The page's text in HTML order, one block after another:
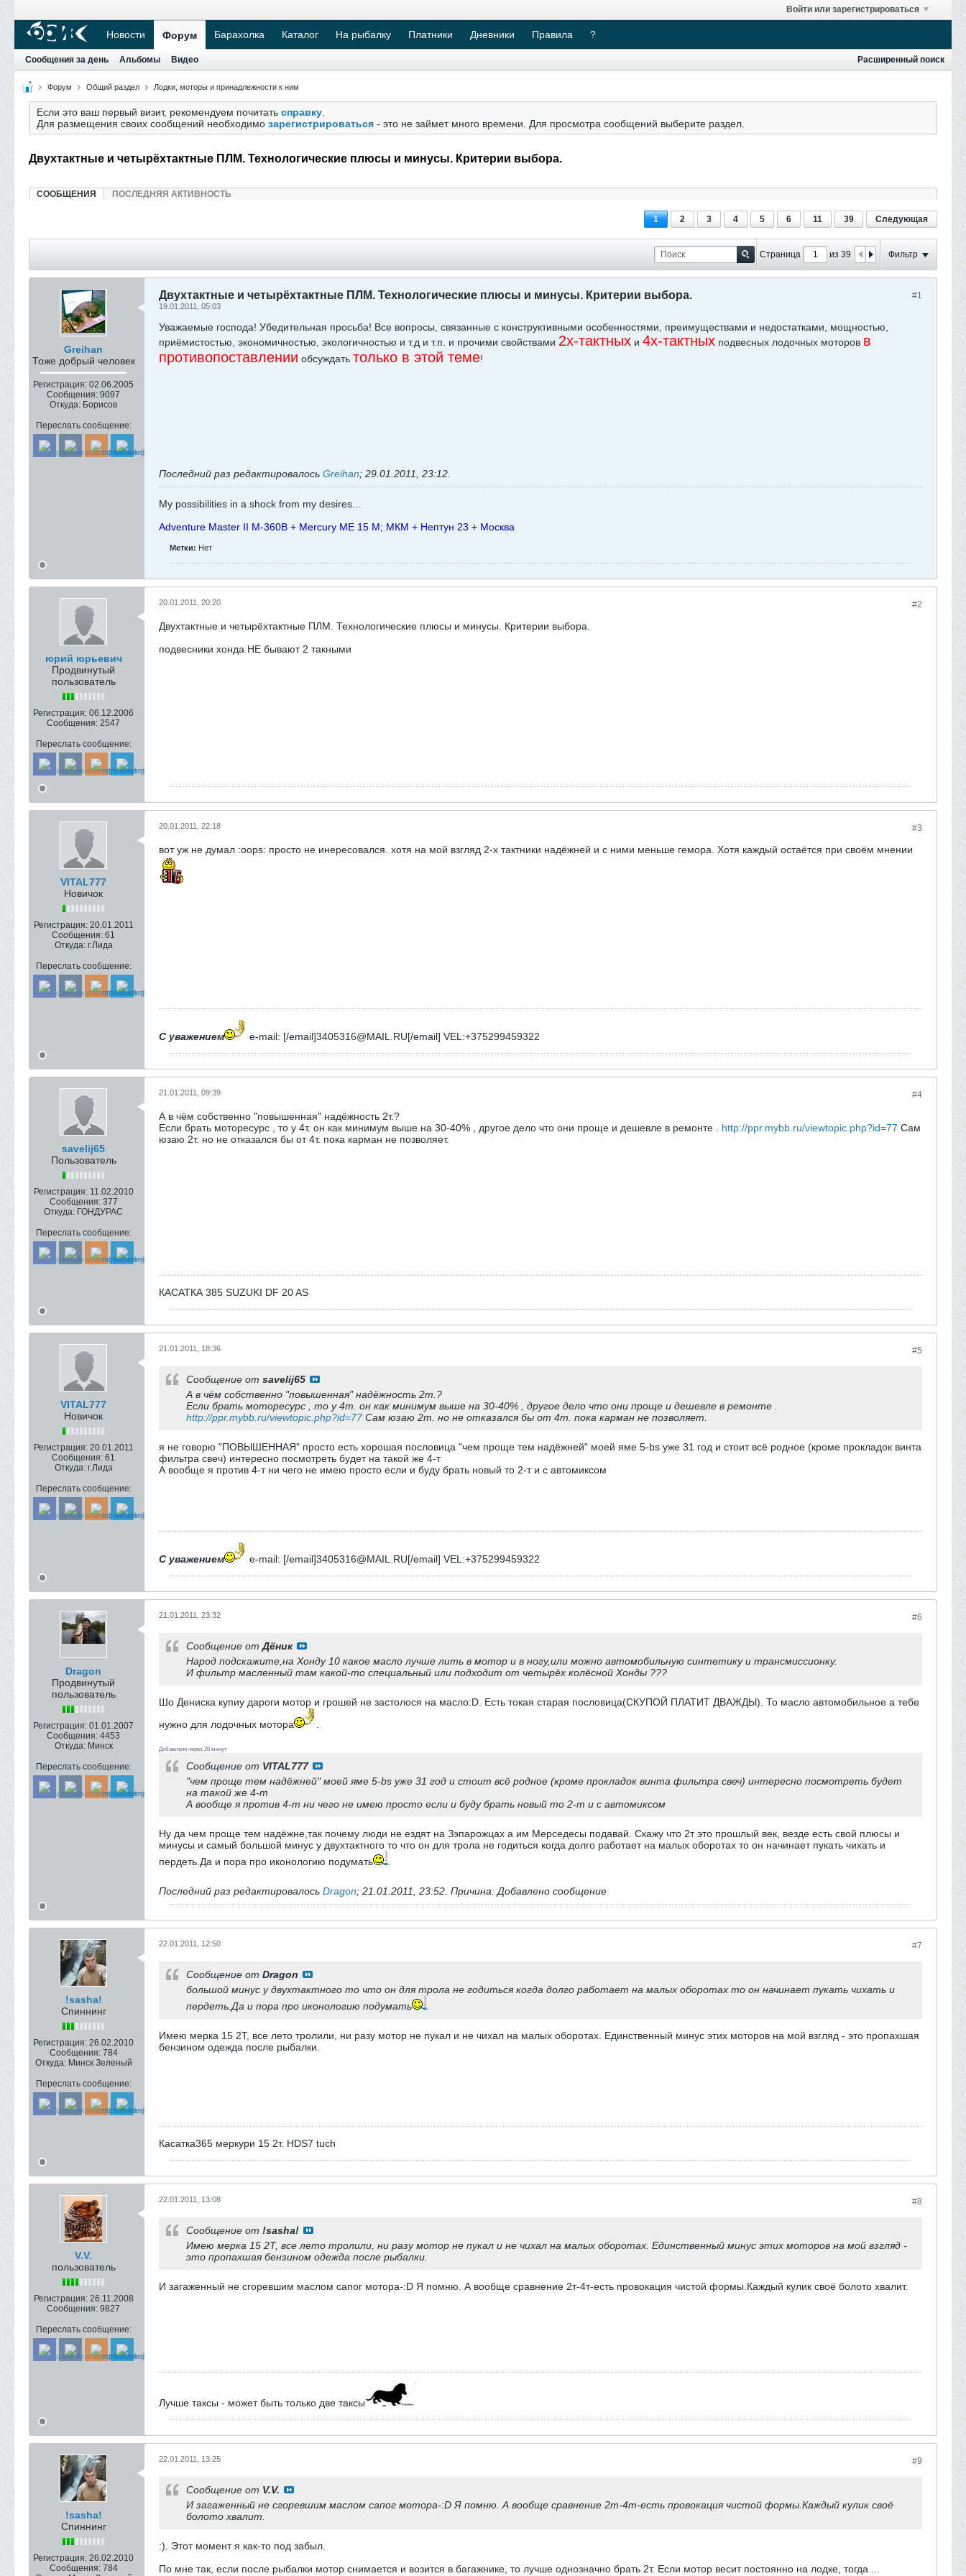
Войти или зарегистрироваться
Новости Форум Барахолка Каталог На рыбалку Платники Дневники Правила ?
Сообщения за день Альбомы Видео Расширенный поиск
Форум Общий раздел Лодки, моторы и принадлежности к ним
Если это ваш первый визит, рекомендуем почитать справку
Для размещения своих сообщений необходимо зарегистрироваться - это не займет много времени. Для просмотра сообщений выберите раздел.
Двухтактные и четырёхтактные ПЛМ. Технологические плюсы и минусы. Критерии выбора.
СООБЩЕНИЯ ПОСЛЕДНЯЯ АКТИВНОСТЬ
1 2 3 4 5 6 11 39 Следующая
Страница из 39 Фильтр
Greihan
Тоже добрый человек
Регистрация: 02.06.2005
Сообщения: 9097
Откуда: Борисов
Переслать сообщение:
#1
Двухтактные и четырёхтактные ПЛМ. Технологические плюсы и минусы. Критерии выбора.
19.01.2011, 05:03
Уважаемые господа! Убедительная просьба! Все вопросы, связанные с конструктивными особенностями, преимуществами и недостатками, мощностью,
приёмистостью, экономичностью, экологичностью и т.д и т.п. и прочими свойствами 2х-тактных и 4х-тактных подвесных лодочных моторов в
противопоставлении обсуждать только в этой теме!
Последний раз редактировалось Greihan; 29.01.2011, 23:12
My possibilities in a shock from my desires...
Adventure Master II M-360B + Mercury ME 15 M; МКМ + Нептун 23 + Москва
Метки: Нет
юрий юрьевич
Продвинутый
пользователь
Регистрация: 06.12.2006
Сообщения: 2547
Переслать сообщение:
#2
20.01.2011, 20:20
Двухтактные и четырёхтактные ПЛМ. Технологические плюсы и минусы. Критерии выбора.
подвесники хонда НЕ бывают 2 такными
VITAL777
Новичок
Регистрация: 20.01.2011
Сообщения: 61
Откуда: г.Лида
Переслать сообщение:
#3
20.01.2011, 22:18
вот уж не думал :oops: просто не инересовался. хотя на мой взгляд 2-х тактники надёжней и с ними меньше гемора. Хотя каждый остаётся при своём мнении
С уважением e-mail: [/email]3405316@MAIL.RU[/email] VEL:+375299459322
savelij65
Пользователь
Регистрация: 11.02.2010
Сообщения: 377
Откуда: ГОНДУРАС
Переслать сообщение:
#4
21.01.2011, 09:39
А в чём собственно "повышенная" надёжность 2т.?
Если брать моторесурс , то у 4т. он как минимум выше на 30-40% , другое дело что они проще и дешевле в ремонте . http://ppr.mybb.ru/viewtopic.php?id=77 Сам
юзаю 2т. но не отказался бы от 4т. пока карман не позволяет.
КАСАТКА 385 SUZUKI DF 20 AS
VITAL777
Новичок
Регистрация: 20.01.2011
Сообщения: 61
Откуда: г.Лида
Переслать сообщение:
#5
21.01.2011, 18:36
Сообщение от savelij65
А в чём собственно "повышенная" надёжность 2т.?
Если брать моторесурс , то у 4т. он как минимум выше на 30-40% , другое дело что они проще и дешевле в ремонте .
http://ppr.mybb.ru/viewtopic.php?id=77Сам юзаю 2т. но не отказался бы от 4т. пока карман не позволяет.
я не говорю "ПОВЫШЕННАЯ" просто есть хорошая пословица "чем проще тем надёжней" моей яме 5-bs уже 31 год и стоит всё родное (кроме прокладок винта
фильтра свеч) интересно посмотреть будет на такой же 4-т
А вообще я против 4-т ни чего не имею просто если и буду брать новый то 2-т и с автомиксом
С уважением e-mail: [/email]3405316@MAIL.RU[/email] VEL:+375299459322
Dragon
Продвинутый
пользователь
Регистрация: 01.01.2007
Сообщения: 4453
Откуда: Минск
Переслать сообщение:
#6
21.01.2011, 23:32
Сообщение отДёник
Народ подскажите,на Хонду 10 какое масло лучше лить в мотор и в ногу,или можно автомобильную синтетику и трансмиссионку.
И фильтр масленный там какой-то специальный или подходит от четырёх колёсной Хонды ???
Шо Дениска купиу дароги мотор и грошей не застолося на масло:D. Есть токая старая пословица(СКУПОЙ ПЛАТИТ ДВАЖДЫ). То масло автомобильное а тебе
нужно для лодочных мотора
Добавлено через 20 минут
Сообщение от VITAL777
"чем проще тем надёжней" моей яме 5-bs уже 31 год и стоит всё родное (кроме прокладок винта фильтра свеч) интересно посмотреть будет
на такой же 4-т
А вообще я против 4-т ни чего не имею просто если и буду брать новый то 2-т и с автомиксом
Ну да чем проще тем надёжне,так почему люди не ездят на Зэпарожцах а им Мерседесы подавай. Скажу что 2т это прошлый век, везде есть свой плюсы и
минусы и самый большой минус у двухтактного то что он для трола не годиться когда долго работает на малых оборотах то он начинает пукать чихать и
пердеть.Да и пора про иконологию подумать
Последний раз редактировалось Dragon; 21.01.2011, 23:52 Причина: Добавлено сообщение
!sasha!
Спиннинг
Регистрация: 26.02.2010
Сообщения: 784
Откуда: Минск Зеленый
Переслать сообщение:
#7
22.01.2011, 12:50
Сообщение от Dragon
большой минус у двухтактного то что он для трола не годиться когда долго работает на малых оборотах то он начинает пукать чихать и
пердеть.Да и пора про иконологию подумать
Имею мерка 15 2Т, все лето тролили, ни разу мотор не пукал и не чихал на малых оборотах. Единственный минус этих моторов на мой взгляд - это пропахшая
бензином одежда после рыбалки.
Касатка365 меркури 15 2т. HDS7 tuch
V.V.
пользователь
Регистрация: 26.11.2008
Сообщения: 9827
Переслать сообщение:
#8
22.01.2011, 13:08
Сообщение от !sasha!
Имею мерка 15 2Т, все лето тролили, ни разу мотор не пукал и не чихал на малых оборотах. Единственный минус этих моторов на мой взгляд -
это пропахшая бензином одежда после рыбалки.
И загаженный не сгоревшим маслом сапог мотора-:D Я помню. А вообще сравнение 2т-4т-есть провокация чистой формы.Каждый кулик своё болото хвалит.
Лучше таксы - может быть только две таксы
!sasha!
Спиннинг
Регистрация: 26.02.2010
Сообщения: 784
#9
22.01.2011, 13:25
Сообщение от V.V.
И загаженный не сгоревшим маслом сапог мотора-:D Я помню. А вообще сравнение 2т-4т-есть провокация чистой формы.Каждый кулик своё
болото хвалит.
:). Этот момент я как-то под забыл.
По мне так, если после рыбалки мотор снимается и возится в багажнике, то лучше однозначно брать 2т. Если мотор весит постоянно на лодке, тогда ...